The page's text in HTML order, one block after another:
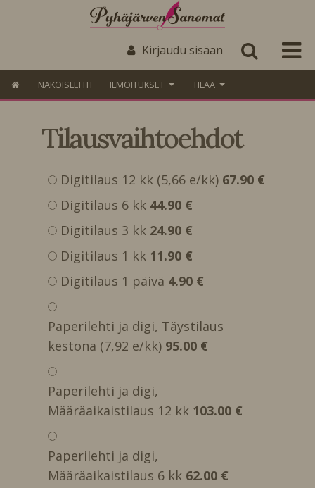
Kirjaudu sisään
NÄKÖISLEHTI ILMOITUKSET TILAA
Tilausvaihtoehdot
Digitilaus 12 kk (5,66 e/kk) 67.90 €
Digitilaus 6 kk 44.90 €
Digitilaus 3 kk 24.90 €
Digitilaus 1 kk 11.90 €
Digitilaus 1 päivä 4.90 €
Paperilehti ja digi, Täystilaus
kestona (7,92 e/kk) 95.00 €
Paperilehti ja digi,
Määräaikaistilaus 12 kk 103.00 €
Paperilehti ja digi,
Määräaikaistilaus 6 kk 62.00 €